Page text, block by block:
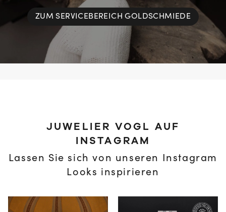
ZUM SERVICEBEREICH GOLDSCHMIEDE
JUWELIER VOGL AUF
INSTAGRAM
Lassen Sie sich von unseren Instagram
Looks inspirieren